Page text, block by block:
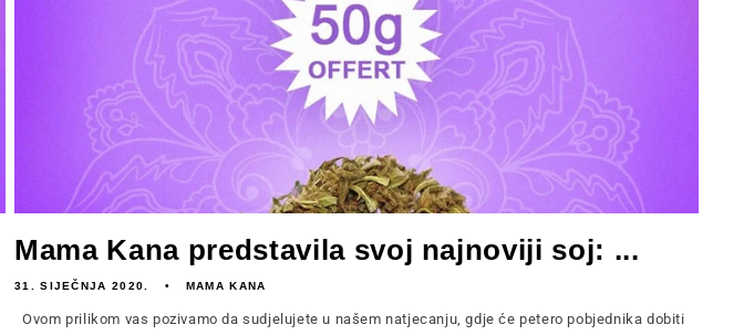
Mama Kana predstavila svoj najnoviji soj: ...
31. SIJEČNJA 2020. MAMA KANA
Ovom prilikom vas pozivamo da sudjelujete u našem natjecanju, gdje će petero pobjednika dobiti